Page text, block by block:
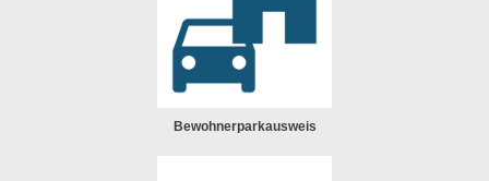
Bewohnerparkausweis